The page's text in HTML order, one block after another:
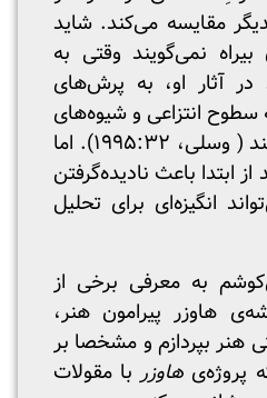
مقایسه می‌کند. شاید
نمی‌گویند وقتی به
آثار او، به پرش‌های
سطوح انتزاعی و شیوه‌های
استدلال او اشاره می‌کنند ( وسلی، ۱۹۹۵:۳۲). اما
ابتدا باعث نادیده‌گرفتن
انگیزه‌ای برای تحلیل
به معرفی برخی از
هاوزر پیرامون هنر،
هنر بپردازم و مشخصا بر
پروژه‌ی هاوزربا مقولات